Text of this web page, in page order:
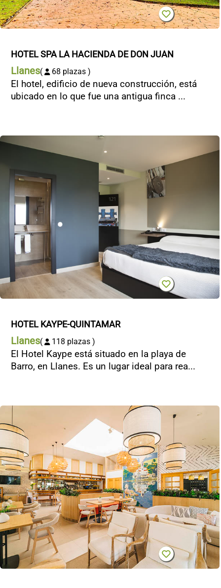
HOTEL SPA LA HACIENDA DE DON JUAN
Llanes( 68 plazas )
El hotel, edificio de nueva construcción, está
ubicado en lo que fue una antigua finca ...
HOTEL KAYPE-QUINTAMAR
Llanes( 118 plazas )
El Hotel Kaype está situado en la playa de
Barro, en Llanes. Es un lugar ideal para rea...